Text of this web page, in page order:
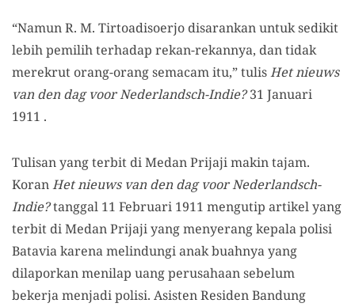
“Namun R. M. Tirtoadisoerjo disarankan untuk sedikit
lebih pemilih terhadap rekan-rekannya, dan tidak
merekrut orang-orang semacam itu,” tulisHet nieuws
van den dag voor Nederlandsch-Indie?31 Januari
1911 .
Tulisan yang terbit di Medan Prijaji makin tajam.
KoranHet nieuws van den dag voor Nederlandsch-
Indie?tanggal 11 Februari 1911 mengutip artikel yang
terbit di Medan Prijaji yang menyerang kepala polisi
Batavia karena melindungi anak buahnya yang
dilaporkan menilap uang perusahaan sebelum
bekerja menjadi polisi. Asisten Residen Bandung